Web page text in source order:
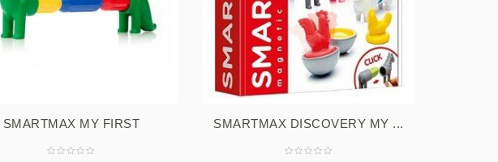
SMARTMAX MY FIRST
SMARTMAX DISCOVERY MY ...